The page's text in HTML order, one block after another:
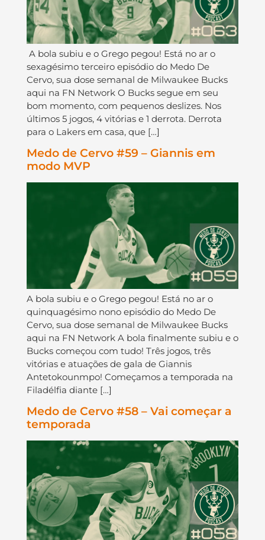
A bola subiu e o Grego pegou! Está no ar o
sexagésimo terceiro episódio do Medo De
Cervo, sua dose semanal de Milwaukee Bucks
aqui na FN Network O Bucks segue em seu
bom momento, com pequenos deslizes. Nos
últimos 5 jogos, 4 vitórias e 1 derrota. Derrota
para o Lakers em casa, que […]
Medo de Cervo #59 – Giannis em
modo MVP
A bola subiu e o Grego pegou! Está no ar o
quinquagésimo nono episódio do Medo De
Cervo, sua dose semanal de Milwaukee Bucks
aqui na FN Network A bola finalmente subiu e o
Bucks começou com tudo! Três jogos, três
vitórias e atuações de gala de Giannis
Antetokounmpo! Começamos a temporada na
Filadélfia diante […]
Medo de Cervo #58 – Vai começar a
temporada